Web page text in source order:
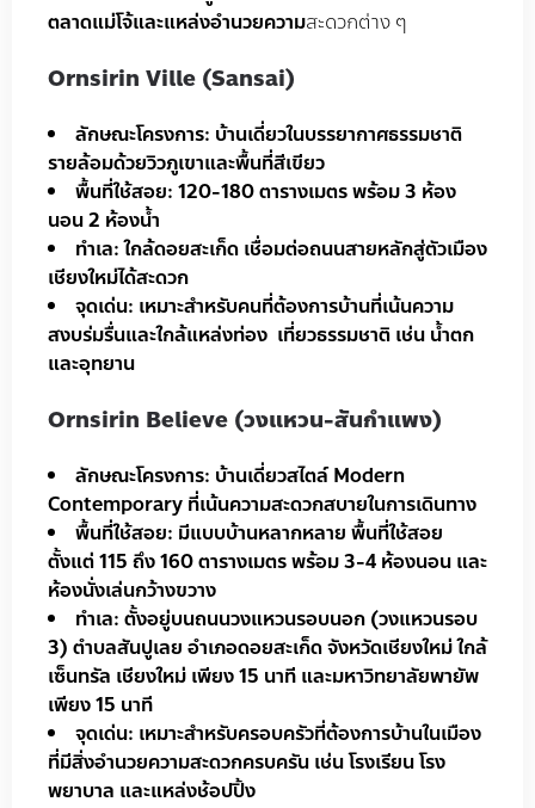
ตลาดแม่โจ้และแหล่งอำนวยความสะดวกต่าง ๆ
Ornsirin Ville (Sansai)
ลักษณะโครงการ: บ้านเดี่ยวในบรรยากาศธรรมชาติ
รายล้อมด้วยวิวภูเขาและพื้นที่สีเขียว
พื้นที่ใช้สอย: 120-180 ตารางเมตร พร้อม 3 ห้อง
นอน 2 ห้องน้ำ
ทำเล: ใกล้ดอยสะเก็ด เชื่อมต่อถนนสายหลักสู่ตัวเมือง
เชียงใหม่ได้สะดวก
จุดเด่น: เหมาะสำหรับคนที่ต้องการบ้านที่เน้นความ
สงบร่มรื่นและใกล้แหล่งท่อง เที่ยวธรรมชาติ เช่น น้ำตก
และอุทยาน
Ornsirin Believe (วงแหวน-สันกำแพง)
ลักษณะโครงการ: บ้านเดี่ยวสไตล์ Modern
Contemporary ที่เน้นความสะดวกสบายในการเดินทาง
พื้นที่ใช้สอย: มีแบบบ้านหลากหลาย พื้นที่ใช้สอย
ตั้งแต่ 115 ถึง 160 ตารางเมตร พร้อม 3-4 ห้องนอน และ
ห้องนั่งเล่นกว้างขวาง
ทำเล: ตั้งอยู่บนถนนวงแหวนรอบนอก (วงแหวนรอบ
3) ตำบลสันปูเลย อำเภอดอยสะเก็ด จังหวัดเชียงใหม่ ใกล้
เซ็นทรัล เชียงใหม่ เพียง 15 นาที และมหาวิทยาลัยพายัพ
เพียง 15 นาที
จุดเด่น: เหมาะสำหรับครอบครัวที่ต้องการบ้านในเมือง
ที่มีสิ่งอำนวยความสะดวกครบครัน เช่น โรงเรียน โรง
พยาบาล และแหล่งช้อปปิ้ง